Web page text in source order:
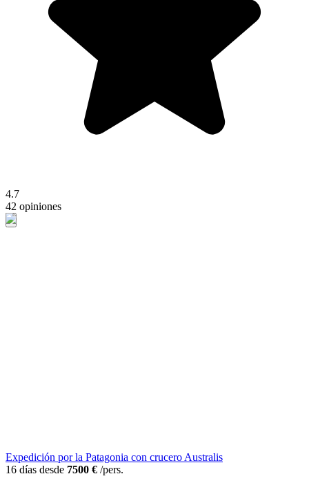
4.7
42 opiniones
Expedición por la Patagonia con crucero Australis
16 días desde 7500 € /pers.